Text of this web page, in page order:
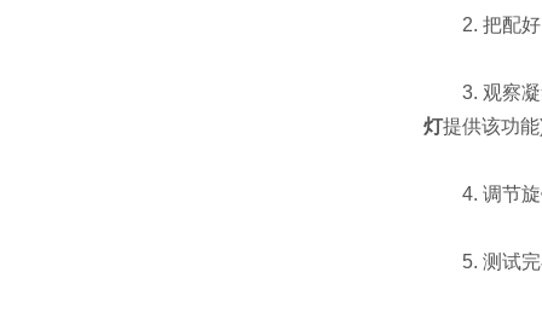
2. 把配好的
3. 观察凝集
灯提供该功
4. 调节旋
5. 测试完